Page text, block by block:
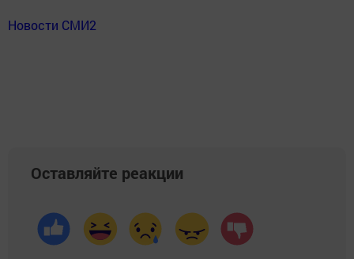
Новости СМИ2
Оставляйте реакции